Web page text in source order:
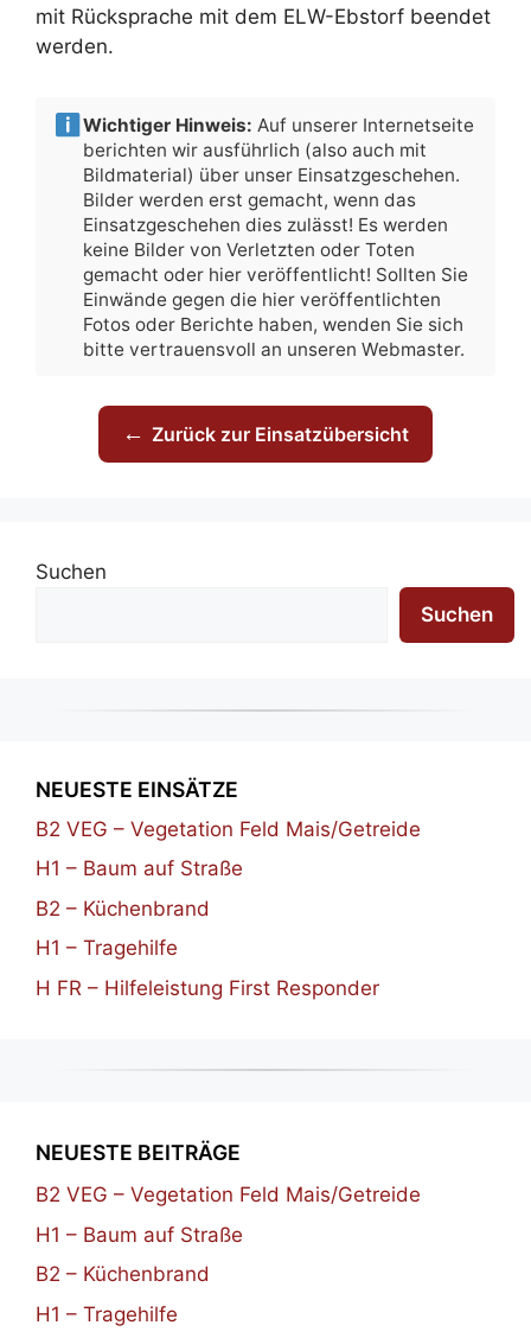
mit Rücksprache mit dem ELW-Ebstorf beendet
werden.
Wichtiger Hinweis: Auf unserer Internetseite
berichten wir ausführlich (also auch mit
Bildmaterial) über unser Einsatzgeschehen.
Bilder werden erst gemacht, wenn das
Einsatzgeschehen dies zulässt! Es werden
keine Bilder von Verletzten oder Toten
gemacht oder hier veröffentlicht! Sollten Sie
Einwände gegen die hier veröffentlichten
Fotos oder Berichte haben, wenden Sie sich
bitte vertrauensvoll an unseren Webmaster.
← Zurück zur Einsatzübersicht
Suchen
Suchen
NEUESTE EINSÄTZE
B2 VEG – Vegetation Feld Mais/Getreide
H1 – Baum auf Straße
B2 – Küchenbrand
H1 – Tragehilfe
H FR – Hilfeleistung First Responder
NEUESTE BEITRÄGE
B2 VEG – Vegetation Feld Mais/Getreide
H1 – Baum auf Straße
B2 – Küchenbrand
H1 – Tragehilfe